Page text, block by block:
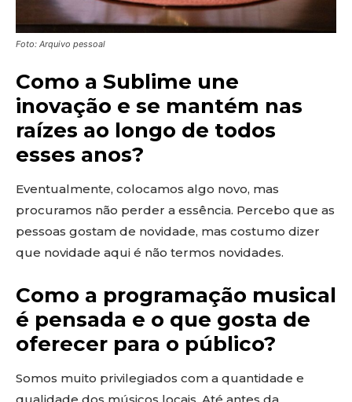
Foto: Arquivo pessoal
Como a Sublime une
inovação e se mantém nas
raízes ao longo de todos
esses anos?
Eventualmente, colocamos algo novo, mas
procuramos não perder a essência. Percebo que as
pessoas gostam de novidade, mas costumo dizer
que novidade aqui é não termos novidades.
Como a programação musical
é pensada e o que gosta de
oferecer para o público?
Somos muito privilegiados com a quantidade e